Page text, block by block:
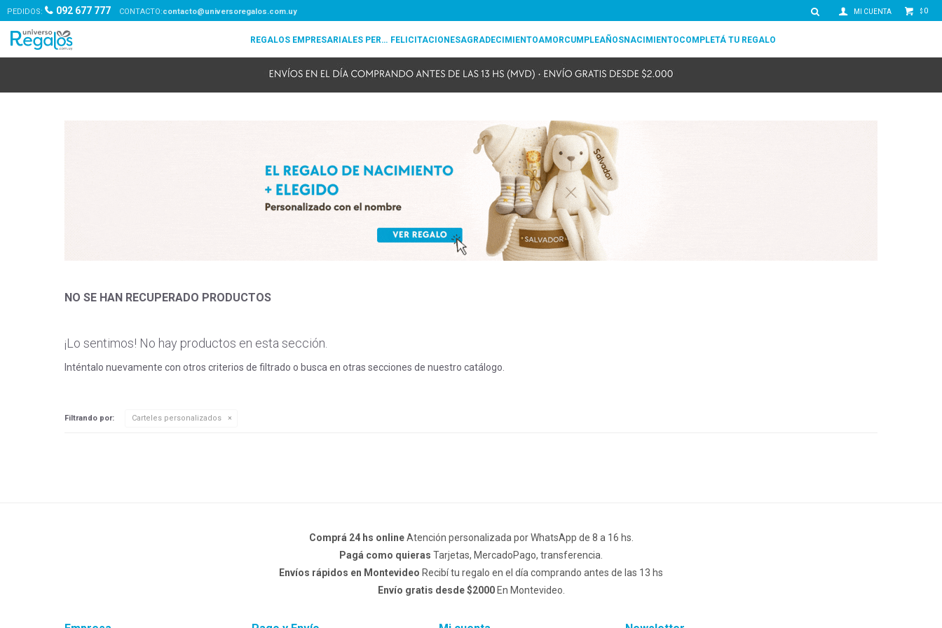
REGALOS EMPRESARIALES PERSONALIZADOS FELICITACIONESAGRADECIMIENTOAMORCUMPLEAÑOSNACIMIENTOCOMPLETÁ TU REGALO
$ 0
PEDIDOS: 092 677 777 contacto@universoregalos.com.uy
NO SE HAN RECUPERADO PRODUCTOS
¡Lo sentimos! No hay productos en esta sección.
Inténtalo nuevamente con otros criterios de filtrado o busca en otras secciones de nuestro catálogo.
Filtrando por: Carteles personalizados
Comprá 24 hs onlineAtención personalizada por WhatsApp de 8 a 16 hs.
Pagá como quieras Tarjetas, MercadoPago, transferencia.
Envíos rápidos en Montevideo Recibí tu regalo en el día comprando antes de las 13 hs
Envío gratis desde $2000En Montevideo.